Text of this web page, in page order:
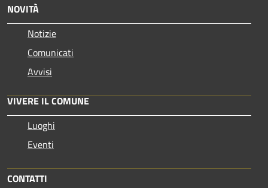
NOVITÀ
Notizie
Comunicati
Avvisi
VIVERE IL COMUNE
Luoghi
Eventi
CONTATTI